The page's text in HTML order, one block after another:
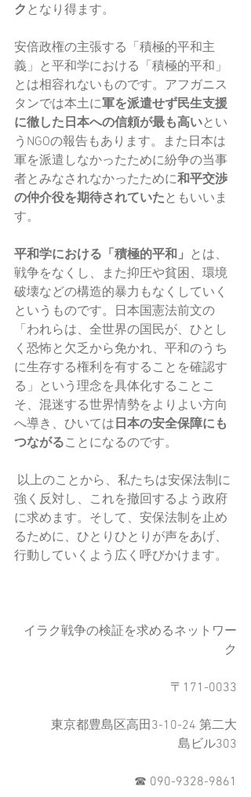
ク となり得ます。
安倍政権の主張する「積極的平和主
義」と平和学における「積極的平和」
とは相容れないものです。アフガニス
タンでは本土に軍を派遣せず民生支援
に徹した日本への信頼が最も高いとい
うNGOの報告もあります。また日本は
軍を派遣しなかったために紛争の当事
者とみなされなかったために和平交渉
の仲介役を期待されていた ともいいま
す。
平和学における「積極的平和」 とは、
戦争をなくし、また抑圧や貧困、環境
破壊などの構造的暴力もなくしていく
というものです。日本国憲法前文の
「われらは、全世界の国民が、ひとし
く恐怖と欠乏から免かれ、平和のうち
に生存する権利を有することを確認す
る」という理念を具体化することこ
そ、混迷する世界情勢をよりよい方向
へ導き、ひいては 日本の安全保障にも
つながることになるのです。
強く反対し、これを撤回するよう政府
に求めます。そして、安保法制を止め
るために、ひとりひとりが声をあげ、
行動していくよう広く呼びかけます。
イラク戦争の検証を求めるネットワー
ク
〒171-0033
東京都豊島区高田3-10-24 第二大
島ビル303
☎︎ 090-9328-9861